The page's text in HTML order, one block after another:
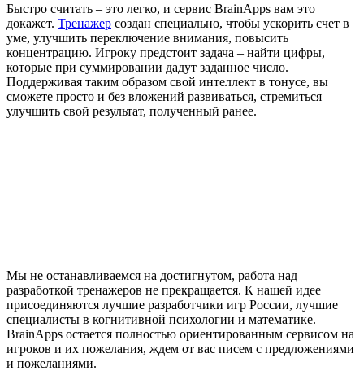
Быстро считать – это легко, и сервис BrainApps вам это
докажет. Тренажер создан специально, чтобы ускорить счет в
уме, улучшить переключение внимания, повысить
концентрацию. Игроку предстоит задача – найти цифры,
которые при суммировании дадут заданное число.
Поддерживая таким образом свой интеллект в тонусе, вы
сможете просто и без вложений развиваться, стремиться
улучшить свой результат, полученный ранее.
Мы не останавливаемся на достигнутом, работа над
разработкой тренажеров не прекращается. К нашей идее
присоединяются лучшие разработчики игр России, лучшие
специалисты в когнитивной психологии и математике.
BrainApps остается полностью ориентированным сервисом на
игроков и их пожелания, ждем от вас писем с предложениями
и пожеланиями.